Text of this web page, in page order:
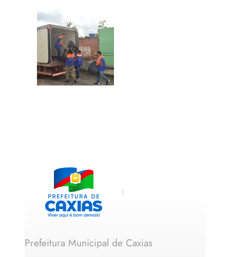
Prefeitura Municipal de Caxias